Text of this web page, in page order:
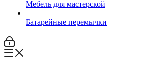
Мебель для мастерской
Батарейные перемычки